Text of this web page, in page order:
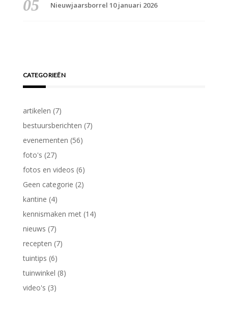
Nieuwjaarsborrel 10 januari 2026
CATEGORIEËN
artikelen (7)
bestuursberichten (7)
evenementen (56)
foto's (27)
fotos en videos (6)
Geen categorie (2)
kantine (4)
kennismaken met (14)
nieuws (7)
recepten (7)
tuintips (6)
tuinwinkel (8)
video's (3)